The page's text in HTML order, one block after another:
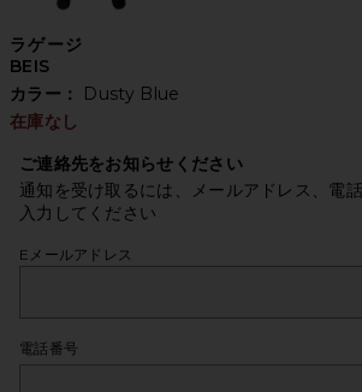
ラゲージ
BEIS
カラー： Dusty Blue
在庫なし
ご連絡先をお知らせください
通知を受け取るには、メールアドレス、電
入力してください
Eメールアドレス
電話番号